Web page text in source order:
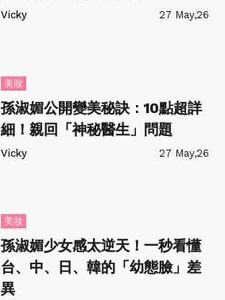
Vicky 27 May,26
美妝
孫淑媚公開變美秘訣：10點超詳
細！親回「神秘醫生」問題
Vicky 27 May,26
美妝
孫淑媚少女感太逆天！一秒看懂
台、中、日、韓的「幼態臉」差
異